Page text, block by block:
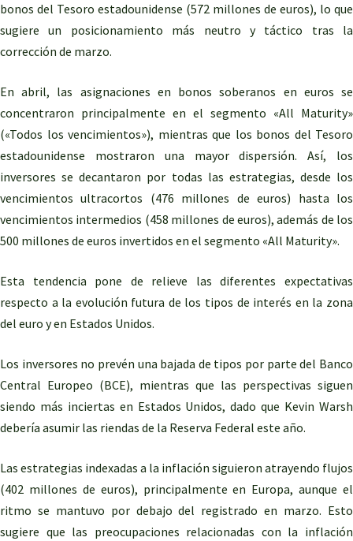
bonos del Tesoro estadounidense (572 millones de euros), lo que
sugiere un posicionamiento más neutro y táctico tras la
corrección de marzo.
En abril, las asignaciones en bonos soberanos en euros se
concentraron principalmente en el segmento «All Maturity»
(«Todos los vencimientos»), mientras que los bonos del Tesoro
estadounidense mostraron una mayor dispersión. Así, los
inversores se decantaron por todas las estrategias, desde los
vencimientos ultracortos (476 millones de euros) hasta los
vencimientos intermedios (458 millones de euros), además de los
500 millones de euros invertidos en el segmento «All Maturity».
Esta tendencia pone de relieve las diferentes expectativas
respecto a la evolución futura de los tipos de interés en la zona
del euro y en Estados Unidos.
Los inversores no prevén una bajada de tipos por parte del Banco
Central Europeo (BCE), mientras que las perspectivas siguen
siendo más inciertas en Estados Unidos, dado que Kevin Warsh
debería asumir las riendas de la Reserva Federal este año.
Las estrategias indexadas a la inflación siguieron atrayendo flujos
(402 millones de euros), principalmente en Europa, aunque el
ritmo se mantuvo por debajo del registrado en marzo. Esto
sugiere que las preocupaciones relacionadas con la inflación